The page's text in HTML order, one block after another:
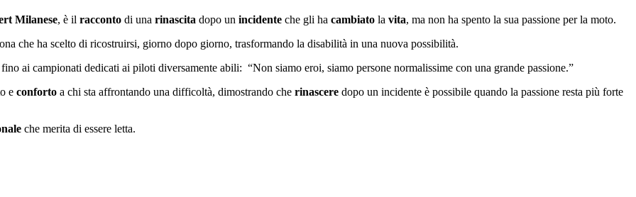
Milanese, è il racconto di una rinascita dopo un incidente che gli ha cambiato la vita, ma non ha spento la sua passione per la moto.
che ha scelto di ricostruirsi, giorno dopo giorno, trasformando la disabilità in una nuova possibilità.
ai campionati dedicati ai piloti diversamente abili: “Non siamo eroi, siamo persone normalissime con una grande passione.”
o e conforto a chi sta affrontando una difficoltà, dimostrando che rinascere dopo un incidente è possibile quando la passione resta più forte
che merita di essere letta.